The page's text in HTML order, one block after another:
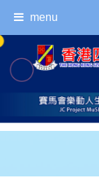
menu